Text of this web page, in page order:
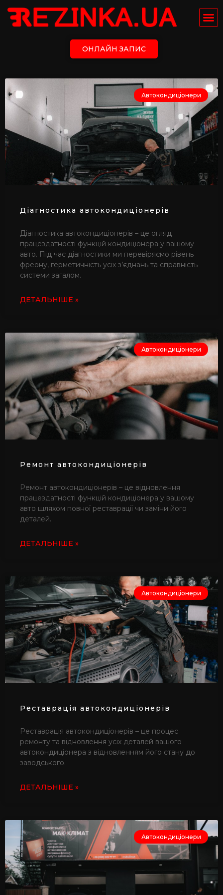
ОНЛАЙН ЗАПИС
Автокондиціонери
Діагностика автокондиціонерів
Діагностика автокондиціонерів – це огляд
працездатності функцій кондиціонера у вашому
авто. Під час діагностики ми перевіряємо рівень
фреону, герметичність усіх з’єднань та справність
системи загалом.
ДЕТАЛЬНІШЕ »
Автокондиціонери
Ремонт автокондиціонерів
Ремонт автокондиціонерів – це відновлення
працездатності функцій кондиціонера у вашому
авто шляхом повної реставрації чи заміни його
деталей.
ДЕТАЛЬНІШЕ »
Автокондиціонери
Реставрація автокондиціонерів
Реставрація автокондиціонерів – це процес
ремонту та відновлення усіх деталей вашого
автокондиціонера з відновленням його стану до
заводського.
ДЕТАЛЬНІШЕ »
Автокондиціонери